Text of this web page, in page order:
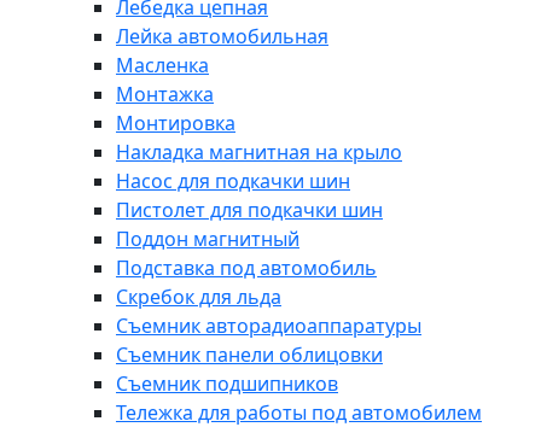
Лебедка цепная
Лейка автомобильная
Масленка
Монтажка
Монтировка
Накладка магнитная на крыло
Насос для подкачки шин
Пистолет для подкачки шин
Поддон магнитный
Подставка под автомобиль
Скребок для льда
Съемник авторадиоаппаратуры
Съемник панели облицовки
Съемник подшипников
Тележка для работы под автомобилем